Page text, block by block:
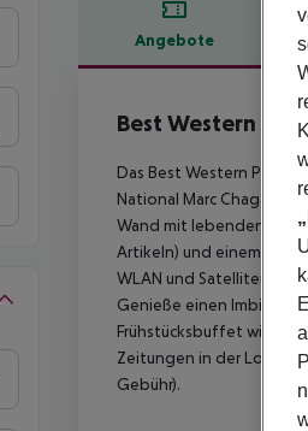
Angebote
Best Western
Das Best Western
National Marc Chagall
Wand mit lebenden
Artikeln) und einem
WLAN und
Genieße einen Imbiss in
Frühstücksbuffet wird
Zeitungen in der Lobby,
Gebühr).